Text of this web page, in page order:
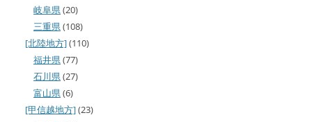
岐阜県(20)
三重県(108)
[北陸地方](110)
福井県(77)
石川県(27)
富山県(6)
[甲信越地方](23)